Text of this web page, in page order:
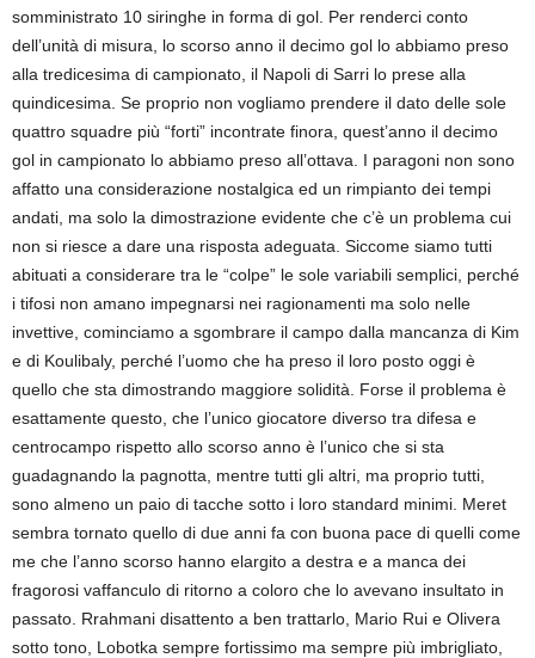
somministrato 10 siringhe in forma di gol. Per renderci conto
dell’unità di misura, lo scorso anno il decimo gol lo abbiamo preso
alla tredicesima di campionato, il Napoli di Sarri lo prese alla
quindicesima. Se proprio non vogliamo prendere il dato delle sole
quattro squadre più “forti” incontrate finora, quest’anno il decimo
gol in campionato lo abbiamo preso all’ottava. I paragoni non sono
affatto una considerazione nostalgica ed un rimpianto dei tempi
andati, ma solo la dimostrazione evidente che c’è un problema cui
non si riesce a dare una risposta adeguata. Siccome siamo tutti
abituati a considerare tra le “colpe” le sole variabili semplici, perché
i tifosi non amano impegnarsi nei ragionamenti ma solo nelle
invettive, cominciamo a sgombrare il campo dalla mancanza di Kim
e di Koulibaly, perché l’uomo che ha preso il loro posto oggi è
quello che sta dimostrando maggiore solidità. Forse il problema è
esattamente questo, che l’unico giocatore diverso tra difesa e
centrocampo rispetto allo scorso anno è l’unico che si sta
guadagnando la pagnotta, mentre tutti gli altri, ma proprio tutti,
sono almeno un paio di tacche sotto i loro standard minimi. Meret
sembra tornato quello di due anni fa con buona pace di quelli come
me che l’anno scorso hanno elargito a destra e a manca dei
fragorosi vaffanculo di ritorno a coloro che lo avevano insultato in
passato. Rrahmani disattento a ben trattarlo, Mario Rui e Olivera
sotto tono, Lobotka sempre fortissimo ma sempre più imbrigliato,